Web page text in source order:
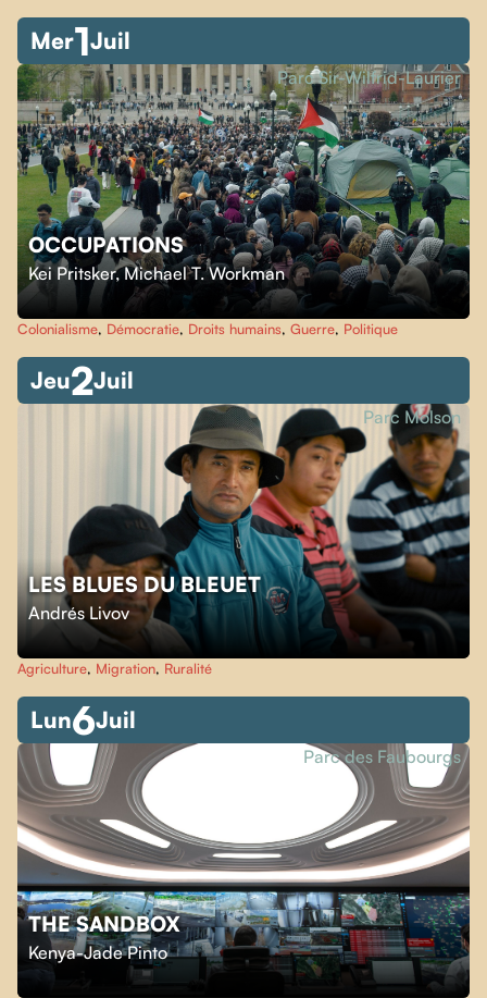
Mer1Juil
OCCUPATIONS
Kei Pritsker,Michael T. Workman
Parc Sir-Wilfrid-Laurier
Colonialisme, Démocratie, Droits humains, Guerre, Politique
Jeu2Juil
LES BLUES DU BLEUET
Andrés Livov
Parc Molson
Agriculture, Migration, Ruralité
Lun6Juil
THE SANDBOX
Kenya-Jade Pinto
Parc des Faubourgs